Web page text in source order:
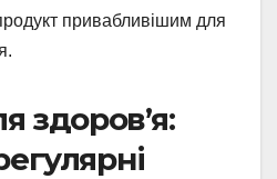
привабливішим для
здоров’я: